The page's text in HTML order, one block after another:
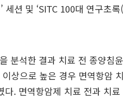
션 및 ‘SITC 100대 연구초
분석한 결과 치료 전 종양침
상으로 높은 경우 면역항암
다. 면역항암제 치료 전과 치